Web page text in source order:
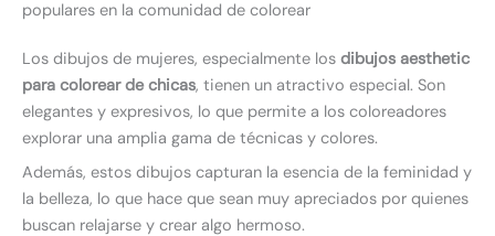
populares en la comunidad de colorear
Los dibujos de mujeres, especialmente los dibujos aesthetic
para colorear de chicas, tienen un atractivo especial. Son
elegantes y expresivos, lo que permite a los coloreadores
explorar una amplia gama de técnicas y colores.
Además, estos dibujos capturan la esencia de la feminidad y
la belleza, lo que hace que sean muy apreciados por quienes
buscan relajarse y crear algo hermoso.